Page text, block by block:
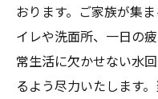
おります。ご家族が集
イレや洗面所、一日の
常生活に欠かせない水
るよう尽力いたします